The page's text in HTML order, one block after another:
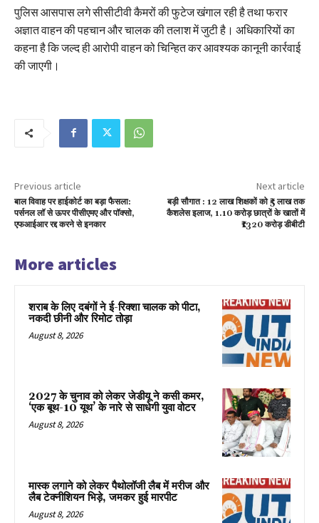
पुलिस आसपास लगे सीसीटीवी कैमरों की फुटेज खंगाल रही है तथा फरार
अज्ञात वाहन की पहचान और चालक की तलाश में जुटी है। अधिकारियों का
कहना है कि जल्द ही आरोपी वाहन को चिन्हित कर आवश्यक कानूनी कार्रवाई
की जाएगी।
Previous article
बाल विवाह पर हाईकोर्ट का बड़ा फैसला:
पर्सनल लॉ से ऊपर पीसीएमए और पॉक्सो,
एफआईआर रद्द करने से इनकार
Next article
बड़ी सौगात : 12 लाख शिक्षकों को ₹5 लाख तक
कैशलेस इलाज, 1.10 करोड़ छात्रों के खातों में
₹1320 करोड़ डीबीटी
More articles
शराब के लिए दबंगों ने ई-रिक्शा चालक को पीटा,
नकदी छीनी और रिमोट तोड़ा
August 8, 2026
2027 के चुनाव को लेकर जेडीयू ने कसी कमर,
‘एक बूथ-10 यूथ’ के नारे से साधेगी युवा वोटर
August 8, 2026
मास्क लगाने को लेकर पैथोलॉजी लैब में मरीज और
लैब टेक्नीशियन भिड़े, जमकर हुई मारपीट
August 8, 2026